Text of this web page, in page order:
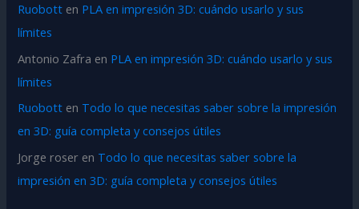
Ruobott en PLA en impresión 3D: cuándo usarlo y sus
límites
Antonio Zafra en PLA en impresión 3D: cuándo usarlo y sus
límites
Ruobott en Todo lo que necesitas saber sobre la impresión
en 3D: guía completa y consejos útiles
Jorge roser en Todo lo que necesitas saber sobre la
impresión en 3D: guía completa y consejos útiles